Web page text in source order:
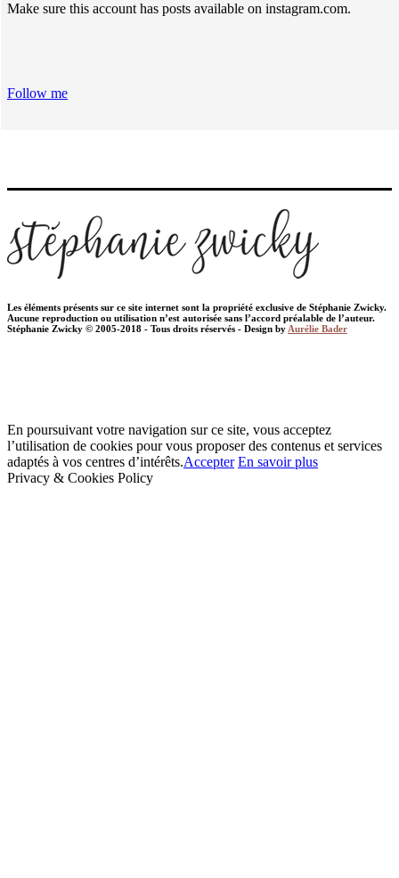
Make sure this account has posts available on instagram.com.
Follow me
Les éléments présents sur ce site internet sont la propriété exclusive de Stéphanie Zwicky.
Aucune reproduction ou utilisation n’est autorisée sans l’accord préalable de l’auteur.
Stéphanie Zwicky © 2005-2018 - Tous droits réservés - Design by Aurélie Bader
En poursuivant votre navigation sur ce site, vous acceptez
l’utilisation de cookies pour vous proposer des contenus et services
adaptés à vos centres d’intérêts.Accepter En savoir plus
Privacy & Cookies Policy